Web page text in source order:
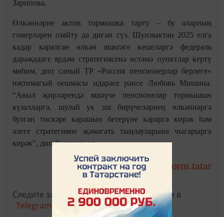
Зарипова.
Өлкәннәрне актив тормышка тарту – бу аларның
гомерләрен озайту да дигән сүз. Шунлыктан 2025 елга
кадәр каралган өлкән яшьтәге кешеләргә федераль
дәрәҗәдәге ярдәм стратегиясенә өстәмә пунктлар кертү
мөһим, дип саный ТР «Россия пенсионерлар берлеге»
иҗтимагый оешмасы идарәсе рәисе Любовь Мишина.
“Авыл җирләрендә яшәүче пенсионелар тормышын
күзалларга, шулай ук эш бирүчеләрнең өлкәннәргә
булган тискәре карашын бетерүне карарга кирәк һәм
әлеге стратегияне җәмәгать тыңлауларына чыгарырга
кирәк”, дип белдерде ул.
Чыганак:http://tatar-inform.tatar
Следите за самым важным и интересным в
Telegram-канале Татмедиа